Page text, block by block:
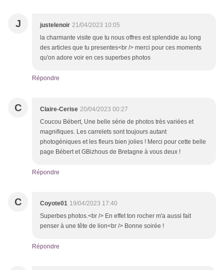
J justelenoir 21/04/2023 10:05
la charmante visite que tu nous offres est splendide au long
des articles que tu presentes<br /> merci pour ces moments
qu'on adore voir en ces superbes photos
Répondre
C Claire-Cerise 20/04/2023 00:27
Coucou Bébert, Une belle série de photos très variées et
magnifiques. Les carrelets sont toujours autant
photogéniques et les fleurs bien jolies ! Merci pour cette belle
page Bébert et GBizhous de Bretagne à vous deux !
Répondre
C Coyote01 19/04/2023 17:40
Superbes photos.<br /> En effet ton rocher m'a aussi fait
penser à une tête de lion<br /> Bonne soirée !
Répondre